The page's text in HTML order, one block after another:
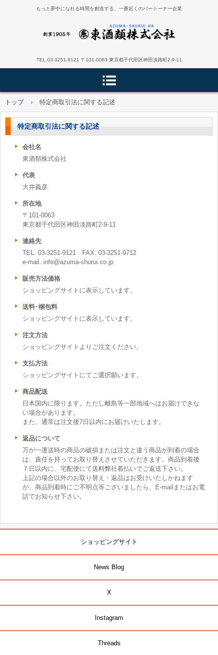
もっと夢中になれる時間を創造する、一番近くのパートーナー企業
TEL.03-3251-9121 〒101-0063 東京都千代田区神田淡路町2-9-11
トップ › 特定商取引法に関する記述
特定商取引法に関する記述
会社名
東酒類株式会社
代表
大井義彦
所在地
〒101-0063
東京都千代田区神田淡路町2-9-11
連絡先
TEL. 03-3251-9121 FAX. 03-3251-9712
e-mail. info@azuma-shurui.co.jp
販売方法価格
ショッピングサイトに表示しています。
送料･梱包料
ショッピングサイトに表示しています。
注文方法
ショッピングサイトよりご注文ください。
支払方法
ショッピングサイトにてご選択願います。
商品配送
日本国内に限ります。ただし離島等一部地域へはお届けできな
い場合があります。
また、通常は注文後7日以内にお届けいたします。
返品について
万が一運送時の商品の破損または注文と違う商品が到着の場合
は、責任を持ってお取り替えさせていただきます。商品到着後
７日以内に、宅配便にて送料弊社着払いでご返送下さい。
上記の場合以外のお取り替え・返品はお受けいたしかねます
が、商品到着時にご不明点等ございましたら、E-mailまたはお電
話でお知らせ下さい。
ショッピングサイト
News Blog
X
Instagram
Threads